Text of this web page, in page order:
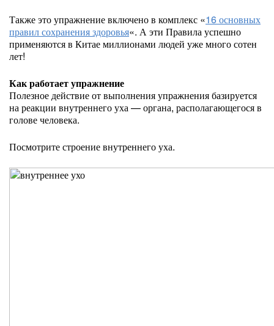
Также это упражнение включено в комплекс «16 основных
правил сохранения здоровья«. А эти Правила успешно
применяются в Китае миллионами людей уже много сотен
лет!
Как работает упражнение
Полезное действие от выполнения упражнения базируется
на реакции внутреннего уха — органа, располагающегося в
голове человека.
Посмотрите строение внутреннего уха.